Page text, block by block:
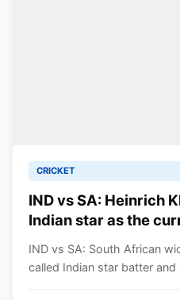
CRICKET
IND vs SA: Heinrich
Indian star as the
IND vs SA: South African
called Indian star batter and